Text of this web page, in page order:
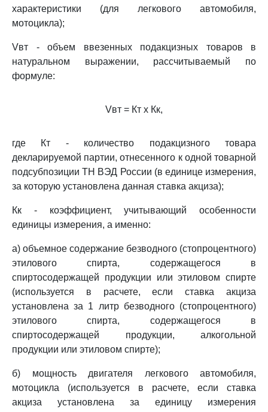
характеристики (для легкового автомобиля,
мотоцикла);
Vвт - объем ввезенных подакцизных товаров в
натуральном выражении, рассчитываемый по
формуле:
Vвт = Кт х Кк,
где Кт - количество подакцизного товара
декларируемой партии, отнесенного к одной товарной
подсубпозиции ТН ВЭД России (в единице измерения,
за которую установлена данная ставка акциза);
Кк - коэффициент, учитывающий особенности
единицы измерения, а именно:
а) объемное содержание безводного (стопроцентного)
этилового спирта, содержащегося в
спиртосодержащей продукции или этиловом спирте
(используется в расчете, если ставка акциза
установлена за 1 литр безводного (стопроцентного)
этилового спирта, содержащегося в
спиртосодержащей продукции, алкогольной
продукции или этиловом спирте);
б) мощность двигателя легкового автомобиля,
мотоцикла (используется в расчете, если ставка
акциза установлена за единицу измерения